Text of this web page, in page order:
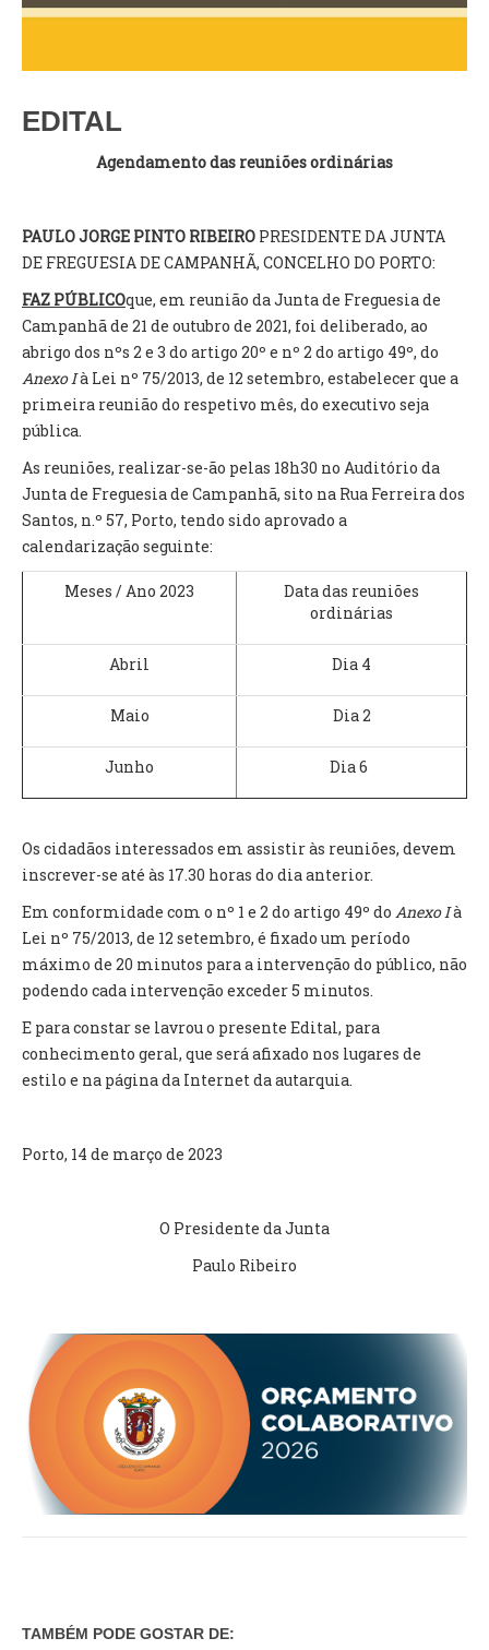
VÍDEOS
CONSTITUIÇÃO
PRESIDENTE
GRAVAÇÕES DAS REUNIÕES PÚBLICAS DO EXECUTIVO
DOCUMENTOS
ATAS E DOCUMENTOS DA ASSEMBLEIA
EDITAIS
REGULAMENTOS E TAXAS
PLANO E ORÇAMENTO
RELATÓRIO E CONTAS
INVENTÁRIO
RECRUTAMENTO PESSOAL
CÓDIGO DE CONDUTA
ORÇAMENTO COLABORATIVO
FUNDO DE APOIO AO ASSOCIATIVISMO
VENDA AMBULANTE
EMPREGO (GIP)
O GABINETE
APOIO AOS DESEMPREGADOS
APOIO ÀS EMPRESAS
EDITAL
Agendamento das reuniões ordinárias
PAULO JORGE PINTO RIBEIRO PRESIDENTE DA JUNTA
DE FREGUESIA DE CAMPANHÃ, CONCELHO DO PORTO:
FAZ PÚBLICOque, em reunião da Junta de Freguesia de
Campanhã de 21 de outubro de 2021, foi deliberado, ao
abrigo dos nºs 2 e 3 do artigo 20º e nº 2 do artigo 49º, do
Anexo Ià Lei nº 75/2013, de 12 setembro, estabelecer que a
primeira reunião do respetivo mês, do executivo seja
pública.
As reuniões, realizar-se-ão pelas 18h30 no Auditório da
Junta de Freguesia de Campanhã, sito na Rua Ferreira dos
Santos, n.º 57, Porto, tendo sido aprovado a
calendarização seguinte:
Meses / Ano 2023
Data das reuniões
ordinárias
Abril Dia 4
Maio Dia 2
Junho Dia 6
Os cidadãos interessados em assistir às reuniões, devem
inscrever-se até às 17.30 horas do dia anterior.
Em conformidade com o nº 1 e 2 do artigo 49º do Anexo Ià
Lei nº 75/2013, de 12 setembro, é fixado um período
máximo de 20 minutos para a intervenção do público, não
podendo cada intervenção exceder 5 minutos.
E para constar se lavrou o presente Edital, para
conhecimento geral, que será afixado nos lugares de
estilo e na página da Internet da autarquia.
Porto, 14 de março de 2023
O Presidente da Junta
Paulo Ribeiro
TAMBÉM PODE GOSTAR DE: